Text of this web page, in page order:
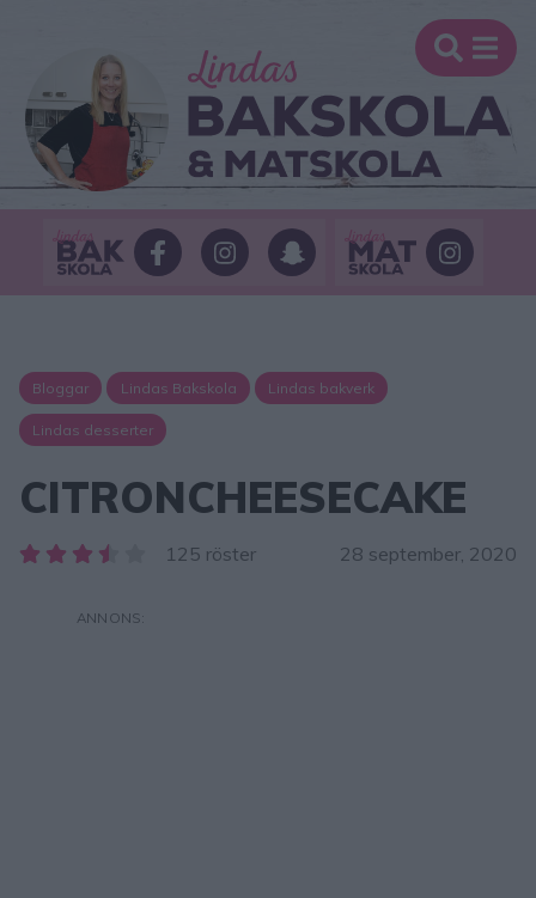
Bloggar Lindas Bakskola Lindas bakverk
Lindas desserter
CITRONCHEESECAKE
125 röster 28 september, 2020